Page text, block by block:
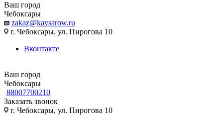
Ваш город
Чебоксары
zakaz@kaysarow.ru
г. Чебоксары, ул. Пирогова 10
Вконтакте
Ваш город
Чебоксары
88007700210
Заказать звонок
г. Чебоксары, ул. Пирогова 10